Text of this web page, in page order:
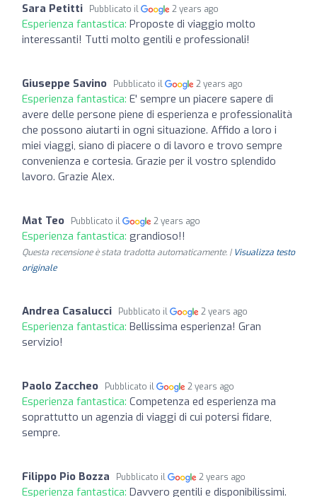
Sara Petitti Pubblicato il 2 years ago
Esperienza fantastica: Proposte di viaggio molto
interessanti! Tutti molto gentili e professionali!
Giuseppe Savino Pubblicato il 2 years ago
Esperienza fantastica: E' sempre un piacere sapere di
avere delle persone piene di esperienza e professionalità
che possono aiutarti in ogni situazione. Affido a loro i
miei viaggi, siano di piacere o di lavoro e trovo sempre
convenienza e cortesia. Grazie per il vostro splendido
lavoro. Grazie Alex.
Mat Teo Pubblicato il 2 years ago
Esperienza fantastica: grandioso!!
Questa recensione è stata tradotta automaticamente. | Visualizza testo
originale
Andrea Casalucci Pubblicato il 2 years ago
Esperienza fantastica: Bellissima esperienza! Gran
servizio!
Paolo Zaccheo Pubblicato il 2 years ago
Esperienza fantastica: Competenza ed esperienza ma
soprattutto un agenzia di viaggi di cui potersi fidare,
sempre.
Filippo Pio Bozza Pubblicato il 2 years ago
Esperienza fantastica: Davvero gentili e disponibilissimi.